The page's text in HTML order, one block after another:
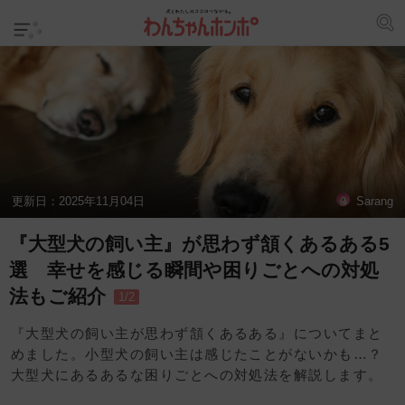
更新日： 2025年11月04日 Sarang
『大型犬の飼い主』が思わず頷くあるある5
選 幸せを感じる瞬間や困りごとへの対処
法もご紹介
1/2
『大型犬の飼い主が思わず頷くあるある』についてまと
めました。小型犬の飼い主は感じたことがないかも…？
大型犬にあるあるな困りごとへの対処法を解説します。